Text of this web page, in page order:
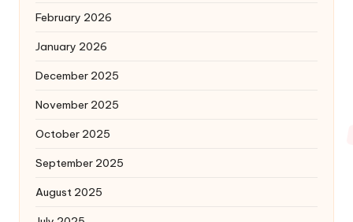
February 2026
January 2026
December 2025
November 2025
October 2025
September 2025
August 2025